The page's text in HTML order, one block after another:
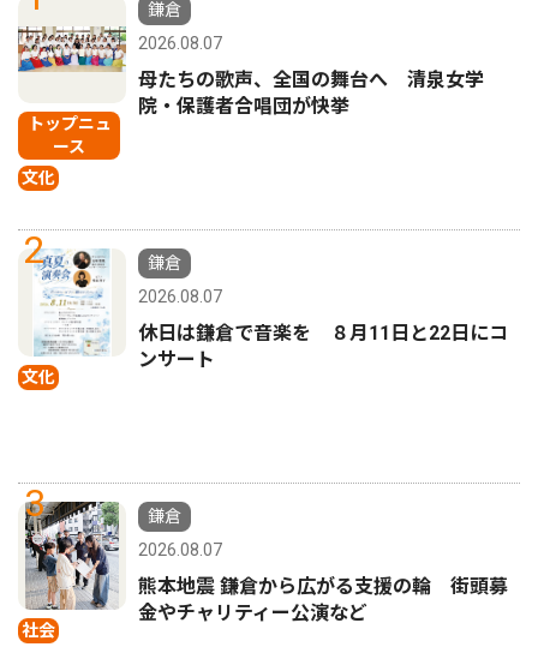
トップニュ
ース
文化
鎌倉
2026.08.07
母たちの歌声、全国の舞台へ 清泉女学
院・保護者合唱団が快挙
2
文化
鎌倉
2026.08.07
休日は鎌倉で音楽を ８月11日と22日にコ
ンサート
3
社会
鎌倉
2026.08.07
熊本地震 鎌倉から広がる支援の輪 街頭募
金やチャリティー公演など